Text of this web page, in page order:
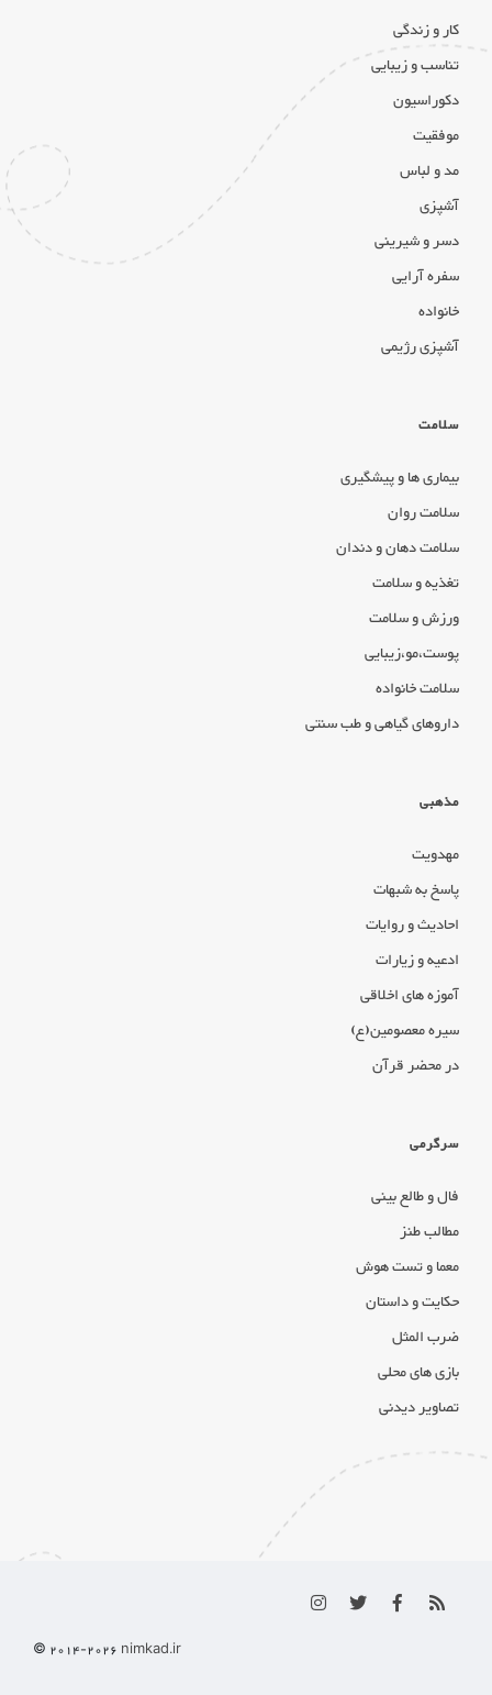
کار و زندگی
تناسب و زیبایی
دکوراسیون
موفقیت
مد و لباس
آشپزی
دسر و شیرینی
سفره آرایی
خانواده
آشپزی رژیمی
سلامت
بیماری ها و پیشگیری
سلامت روان
سلامت دهان و دندان
تغذیه و سلامت
ورزش و سلامت
پوست،مو،زیبایی
سلامت خانواده
داروهای گیاهی و طب سنتی
مذهبی
مهدویت
پاسخ به شبهات
احادیث و روایات
ادعیه و زیارات
آموزه های اخلاقی
سیره معصومین(ع)
در محضر قرآن
سرگرمی
فال و طالع بینی
مطالب طنز
معما و تست هوش
حکایت و داستان
ضرب المثل
بازی های محلی
تصاویر دیدنی
© 2014-2026 nimkad.ir